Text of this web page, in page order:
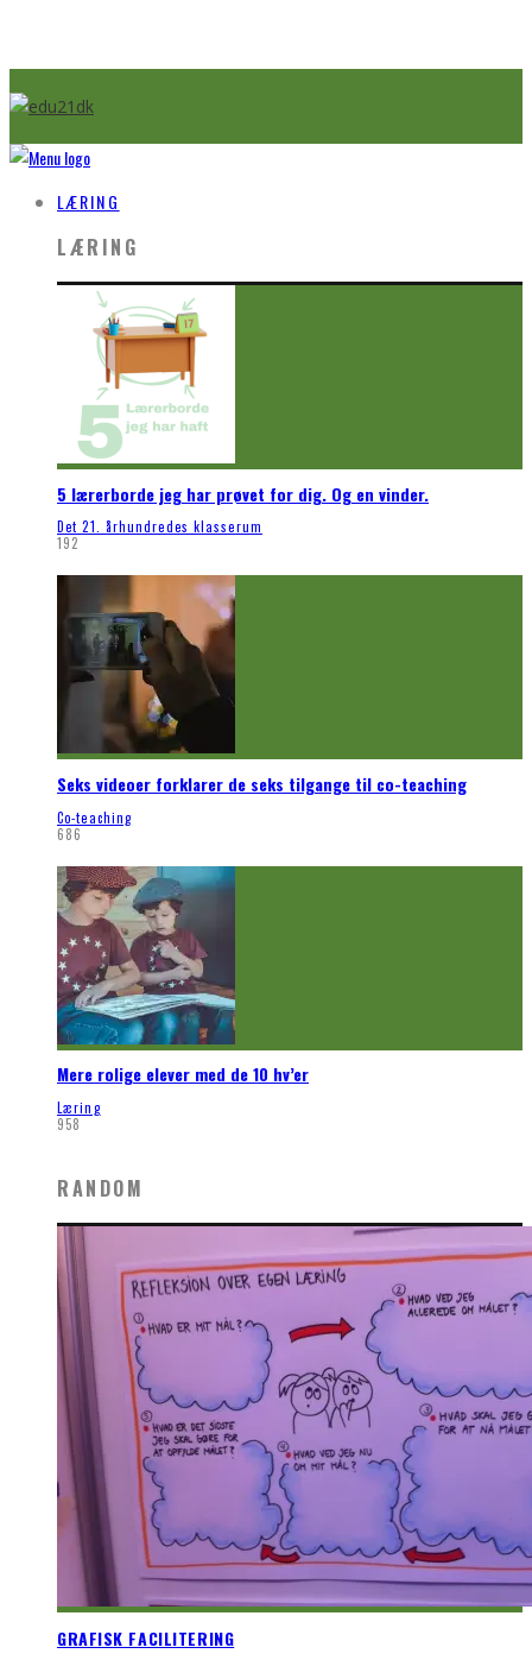
LÆRING
LÆRING
5 lærerborde jeg har prøvet for dig. Og en vinder.
Det 21. århundredes klasserum
192
Seks videoer forklarer de seks tilgange til co-teaching
Co-teaching
686
Mere rolige elever med de 10 hv’er
Læring
958
RANDOM
GRAFISK FACILITERING